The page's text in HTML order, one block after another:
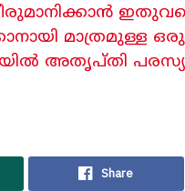
മാത്രമുള്ള
അതൃപ്തി
Share